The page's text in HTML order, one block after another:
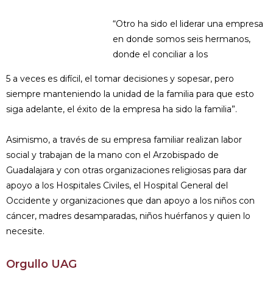
“Otro ha sido el liderar una empresa
en donde somos seis hermanos,
donde el conciliar a los
5 a veces es difícil, el tomar decisiones y sopesar, pero
siempre manteniendo la unidad de la familia para que esto
siga adelante, el éxito de la empresa ha sido la familia”.
Asimismo, a través de su empresa familiar realizan labor
social y trabajan de la mano con el Arzobispado de
Guadalajara y con otras organizaciones religiosas para dar
apoyo a los Hospitales Civiles, el Hospital General del
Occidente y organizaciones que dan apoyo a los niños con
cáncer, madres desamparadas, niños huérfanos y quien lo
necesite.
Orgullo UAG